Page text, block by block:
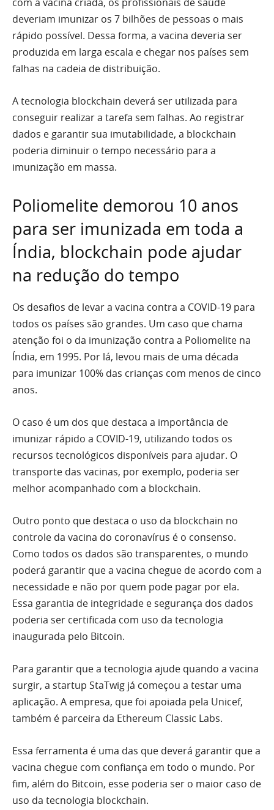
com a vacina criada, os profissionais de saúde
deveriam imunizar os 7 bilhões de pessoas o mais
rápido possível. Dessa forma, a vacina deveria ser
produzida em larga escala e chegar nos países sem
falhas na cadeia de distribuição.
A tecnologia blockchain deverá ser utilizada para
conseguir realizar a tarefa sem falhas. Ao registrar
dados e garantir sua imutabilidade, a blockchain
poderia diminuir o tempo necessário para a
imunização em massa.
Poliomelite demorou 10 anos
para ser imunizada em toda a
Índia, blockchain pode ajudar
na redução do tempo
Os desafios de levar a vacina contra a COVID-19 para
todos os países são grandes. Um caso que chama
atenção foi o da imunização contra a Poliomelite na
Índia, em 1995. Por lá, levou mais de uma década
para imunizar 100% das crianças com menos de cinco
anos.
O caso é um dos que destaca a importância de
imunizar rápido a COVID-19, utilizando todos os
recursos tecnológicos disponíveis para ajudar. O
transporte das vacinas, por exemplo, poderia ser
melhor acompanhado com a blockchain.
Outro ponto que destaca o uso da blockchain no
controle da vacina do coronavírus é o consenso.
Como todos os dados são transparentes, o mundo
poderá garantir que a vacina chegue de acordo com a
necessidade e não por quem pode pagar por ela.
Essa garantia de integridade e segurança dos dados
poderia ser certificada com uso da tecnologia
inaugurada pelo Bitcoin.
Para garantir que a tecnologia ajude quando a vacina
surgir, a startup StaTwig já começou a testar uma
aplicação. A empresa, que foi apoiada pela Unicef,
também é parceira da Ethereum Classic Labs.
Essa ferramenta é uma das que deverá garantir que a
vacina chegue com confiança em todo o mundo. Por
fim, além do Bitcoin, esse poderia ser o maior caso de
uso da tecnologia blockchain.